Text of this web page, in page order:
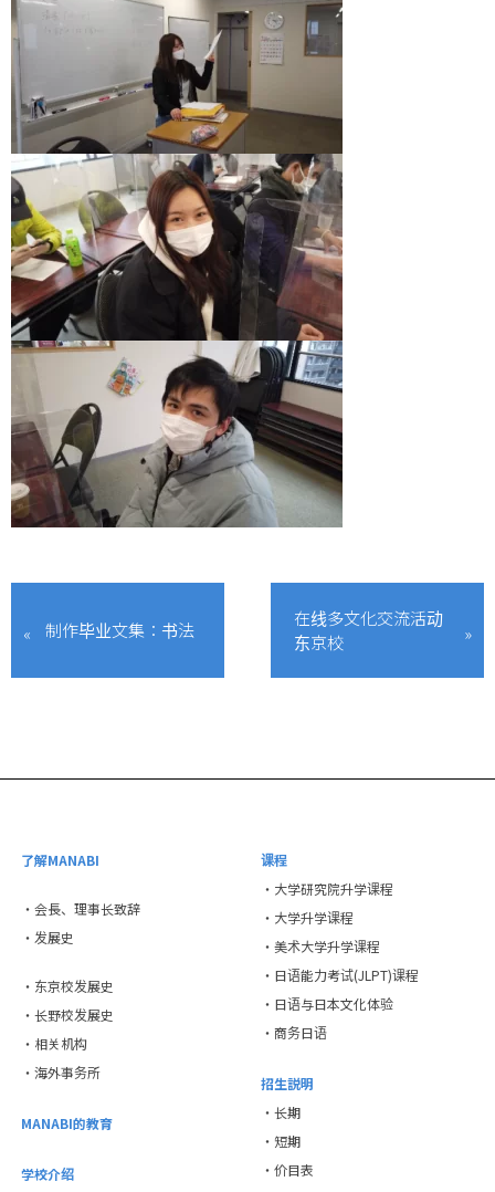
制作毕业文集：书法
在线多文化交流活动
东京校
了解MANABI
・会長、理事长致辞
・发展史
・东京校发展史
・长野校发展史
・相关机构
・海外事务所
MANABI的教育
学校介绍
课程
・大学研究院升学课程
・大学升学课程
・美术大学升学课程
・日语能力考试(JLPT)课程
・日语与日本文化体验
・商务日语
招生説明
・长期
・短期
・价目表